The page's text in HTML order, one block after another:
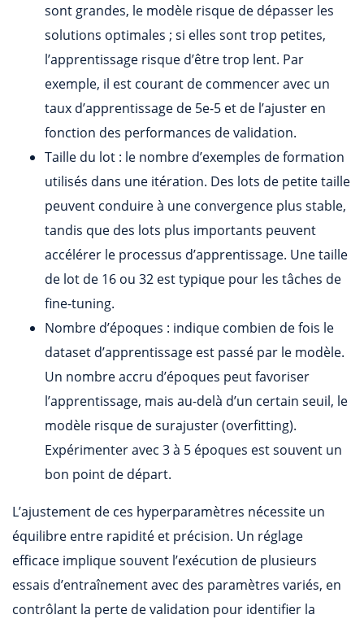
sont grandes, le modèle risque de dépasser les
solutions optimales ; si elles sont trop petites,
l’apprentissage risque d’être trop lent. Par
exemple, il est courant de commencer avec un
taux d’apprentissage de 5e-5 et de l’ajuster en
fonction des performances de validation.
Taille du lot : le nombre d’exemples de formation
utilisés dans une itération. Des lots de petite taille
peuvent conduire à une convergence plus stable,
tandis que des lots plus importants peuvent
accélérer le processus d’apprentissage. Une taille
de lot de 16 ou 32 est typique pour les tâches de
fine-tuning.
Nombre d’époques : indique combien de fois le
dataset d’apprentissage est passé par le modèle.
Un nombre accru d’époques peut favoriser
l’apprentissage, mais au-delà d’un certain seuil, le
modèle risque de surajuster (overfitting).
Expérimenter avec 3 à 5 époques est souvent un
bon point de départ.
L’ajustement de ces hyperparamètres nécessite un
équilibre entre rapidité et précision. Un réglage
efficace implique souvent l’exécution de plusieurs
essais d’entraînement avec des paramètres variés, en
contrôlant la perte de validation pour identifier la